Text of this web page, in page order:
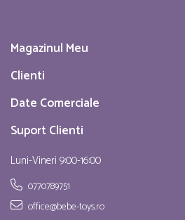
Magazinul Meu
Clienti
Date Comerciale
Suport Clienti
Luni-Vineri 9:00-16:00
0770789751
office@bebe-toys.ro